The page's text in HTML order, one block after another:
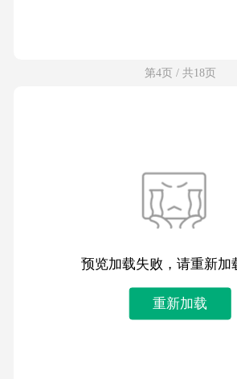
第4页 / 共18页
预览加载失败，请重新加
重新加载